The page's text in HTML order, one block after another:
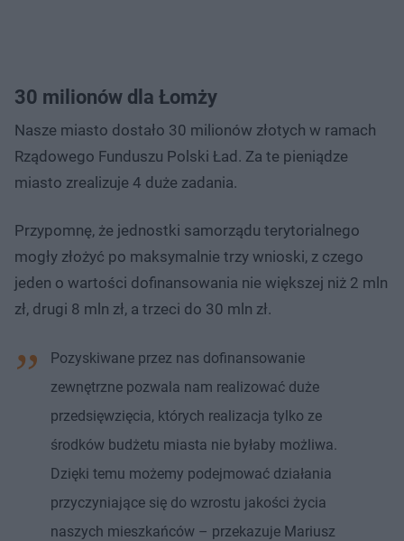
30 milionów dla Łomży
Nasze miasto dostało 30 milionów złotych w ramach
Rządowego Funduszu Polski Ład. Za te pieniądze
miasto zrealizuje 4 duże zadania.
Przypomnę, że jednostki samorządu terytorialnego
mogły złożyć po maksymalnie trzy wnioski, z czego
jeden o wartości dofinansowania nie większej niż 2 mln
zł, drugi 8 mln zł, a trzeci do 30 mln zł.
Pozyskiwane przez nas dofinansowanie
zewnętrzne pozwala nam realizować duże
przedsięwzięcia, których realizacja tylko ze
środków budżetu miasta nie byłaby możliwa.
Dzięki temu możemy podejmować działania
przyczyniające się do wzrostu jakości życia
naszych mieszkańców – przekazuje Mariusz